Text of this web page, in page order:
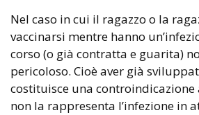
Nel caso in cui il ragazzo o la
vaccinarsi mentre hanno
corso (o già contratta e guarita)
pericoloso. Cioè aver già
costituisce una controindicazione
non la rappresenta l’infezione in